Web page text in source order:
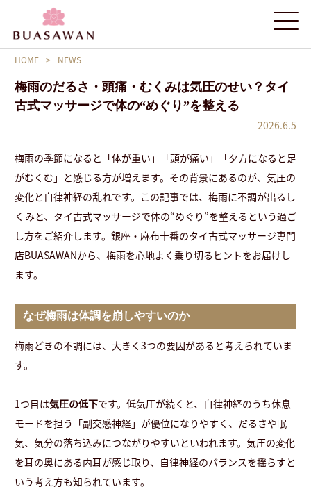
HOME > NEWS
梅雨のだるさ・頭痛・むくみは気圧のせい？タイ
古式マッサージで体の“めぐり”を整える
2026.6.5
梅雨の季節になると「体が重い」「頭が痛い」「夕方になると足
がむくむ」と感じる方が増えます。その背景にあるのが、気圧の
変化と自律神経の乱れです。この記事では、梅雨に不調が出るし
くみと、タイ古式マッサージで体の“めぐり”を整えるという過ご
し方をご紹介します。銀座・麻布十番のタイ古式マッサージ専門
店BUASAWANから、梅雨を心地よく乗り切るヒントをお届けし
ます。
なぜ梅雨は体調を崩しやすいのか
梅雨どきの不調には、大きく3つの要因があると考えられていま
す。
1つ目は気圧の低下です。低気圧が続くと、自律神経のうち休息
モードを担う「副交感神経」が優位になりやすく、だるさや眠
気、気分の落ち込みにつながりやすいといわれます。気圧の変化
を耳の奥にある内耳が感じ取り、自律神経のバランスを揺らすと
いう考え方も知られています。